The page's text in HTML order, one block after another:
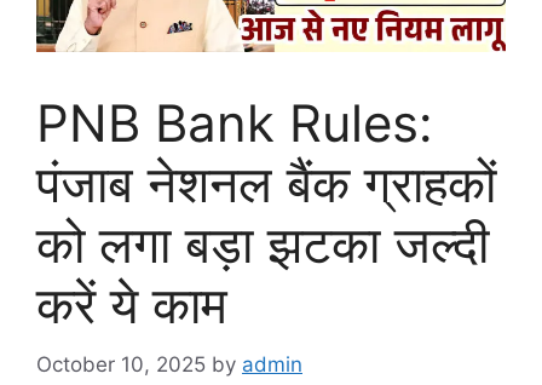
PNB Bank Rules:
पंजाब नेशनल बैंक ग्राहकों
को लगा बड़ा झटका जल्दी
करें ये काम
October 10, 2025 by admin